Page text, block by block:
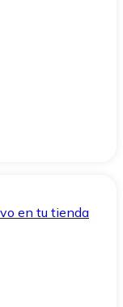
en tu tienda